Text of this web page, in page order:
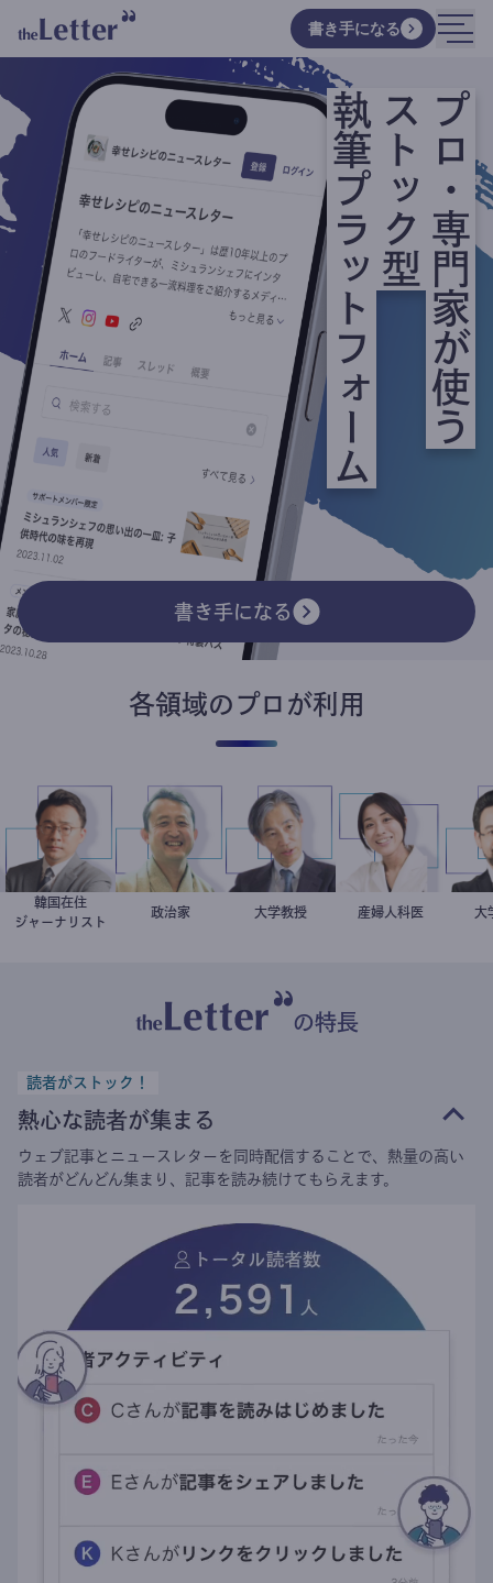
書き手になる
プロ・専門家が使う
ストック型
執筆プラットフォーム
書き手になる
各領域のプロが利用
ト
徐台教
韓国在住
ジャーナリスト
小坂英二
政治家 加藤忠史
大学教授 稲葉可奈子
産婦人科医
の特長
読者がストック！
熱心な読者が集まる
ウェブ記事とニュースレターを同時配信することで、熱量の高い
読者がどんどん集まり、記事を読み続けてもらえます。